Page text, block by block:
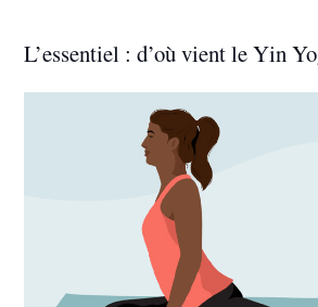
L’essentiel : d’où vient le Yin